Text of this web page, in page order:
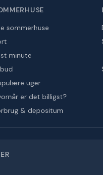
sommerhuse
minute
uger
er det billigst?
& depositum